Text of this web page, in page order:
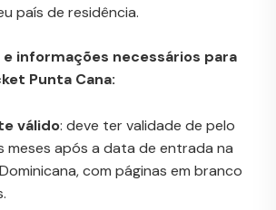
país de residência.
informações necessários para
Punta Cana:
válido: deve ter validade de pelo
meses após a data de entrada na
com páginas em branco